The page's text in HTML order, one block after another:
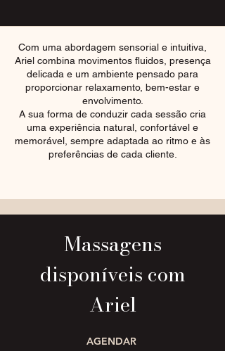
Com uma abordagem sensorial e intuitiva,
Ariel combina movimentos fluidos, presença
delicada e um ambiente pensado para
proporcionar relaxamento, bem-estar e
envolvimento.
A sua forma de conduzir cada sessão cria
uma experiência natural, confortável e
memorável, sempre adaptada ao ritmo e às
preferências de cada cliente.
Massagens
disponíveis com
Ariel
AGENDAR